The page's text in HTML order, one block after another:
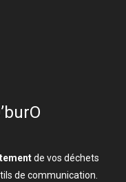
de vos déchets
de communication.